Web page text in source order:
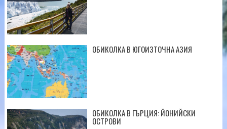
ОБИКОЛКА В ЮГОИЗТОЧНА АЗИЯ
ОБИКОЛКА В ГЪРЦИЯ: ЙОНИЙСКИ
ОСТРОВИ